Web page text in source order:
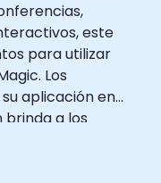
este
para utilizar
Los
aplicación en
brinda a los
de las